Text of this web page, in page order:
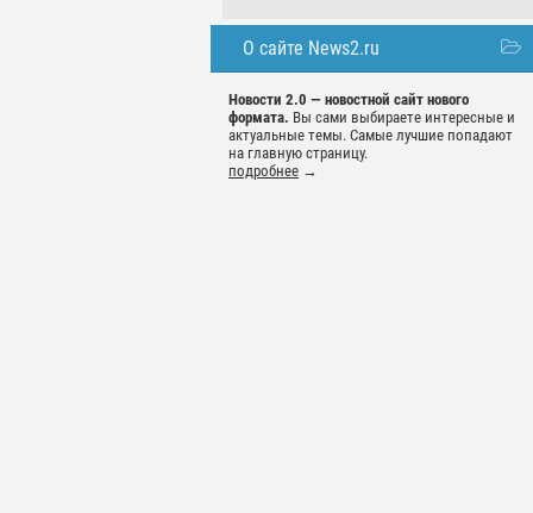
О сайте News2.ru
Новости 2.0 — новостной сайт нового
формата. Вы сами выбираете интересные и
актуальные темы. Самые лучшие попадают
на главную страницу.
подробнее →